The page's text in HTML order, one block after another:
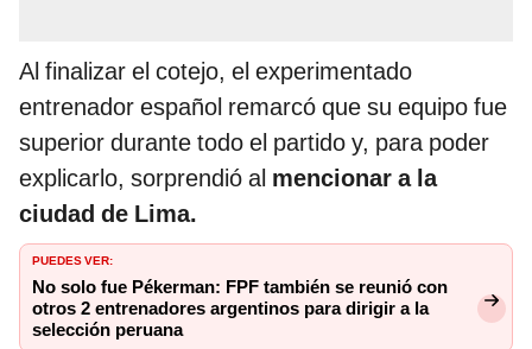
Al finalizar el cotejo, el experimentado
entrenador español remarcó que su equipo fue
superior durante todo el partido y, para poder
explicarlo, sorprendió al mencionar a la
ciudad de Lima.
PUEDES VER:
No solo fue Pékerman: FPF también se reunió con
otros 2 entrenadores argentinos para dirigir a la
selección peruana